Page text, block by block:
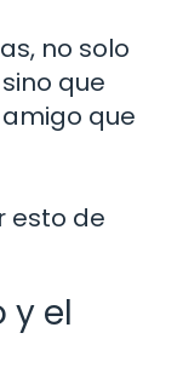
no solo
que
que
esto de
y el